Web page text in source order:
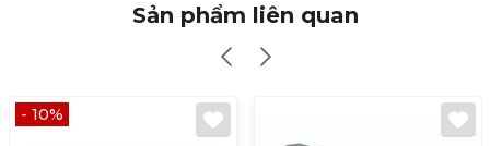
Sản phẩm liên quan
- 10%